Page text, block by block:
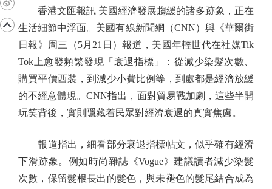
香港文匯報訊 美國經濟發展趨緩的諸多跡象，正在
生活細節中浮面。美國有線新聞網（CNN）與《華爾街
日報》周三（5月21日）報道，美國年輕世代在社媒Tik
Tok上愈發頻繁發現「衰退指標」：從減少染髮次數、
購買平價西裝，到減少小費比例等，到處都是經濟放緩
的不經意體現。CNN指出，面對貿易戰加劇，這些半開
玩笑背後，實則隱藏着民眾對經濟衰退的真實焦慮。
報道指出，細看部分衰退指標帖文，似乎確有經濟
下滑跡象。例如時尚雜誌《Vogue》建議讀者減少染髮
次數，保留髮根長出的髮色，與未褪色的髮尾結合成為